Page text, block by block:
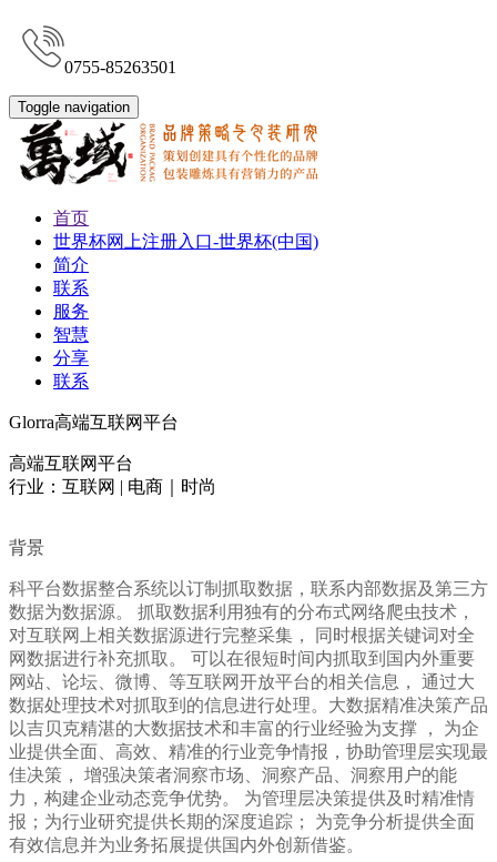
0755-85263501
Toggle navigation
首页
世界杯网上注册入口-世界杯(中国)
简介
联系
服务
智慧
分享
联系
Glorra高端互联网平台
高端互联网平台
行业：互联网 | 电商｜时尚
背景
科平台数据整合系统以订制抓取数据，联系内部数据及第三方
数据为数据源。 抓取数据利用独有的分布式网络爬虫技术，
对互联网上相关数据源进行完整采集， 同时根据关键词对全
网数据进行补充抓取。 可以在很短时间内抓取到国内外重要
网站、论坛、微博、等互联网开放平台的相关信息， 通过大
数据处理技术对抓取到的信息进行处理。大数据精准决策产品
以吉贝克精湛的大数据技术和丰富的行业经验为支撑 ， 为企
业提供全面、高效、精准的行业竞争情报，协助管理层实现最
佳决策， 增强决策者洞察市场、洞察产品、洞察用户的能
力，构建企业动态竞争优势。 为管理层决策提供及时精准情
报；为行业研究提供长期的深度追踪； 为竞争分析提供全面
有效信息并为业务拓展提供国内外创新借鉴。